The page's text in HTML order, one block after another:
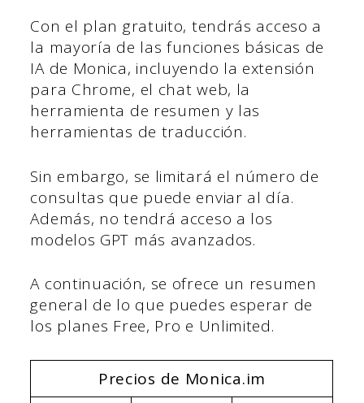
Con el plan gratuito, tendrás acceso a
la mayoría de las funciones básicas de
IA de Monica, incluyendo la extensión
para Chrome, el chat web, la
herramienta de resumen y las
herramientas de traducción.
Sin embargo, se limitará el número de
consultas que puede enviar al día.
Además, no tendrá acceso a los
modelos GPT más avanzados.
A continuación, se ofrece un resumen
general de lo que puedes esperar de
los planes Free, Pro e Unlimited.
Precios de Monica.im